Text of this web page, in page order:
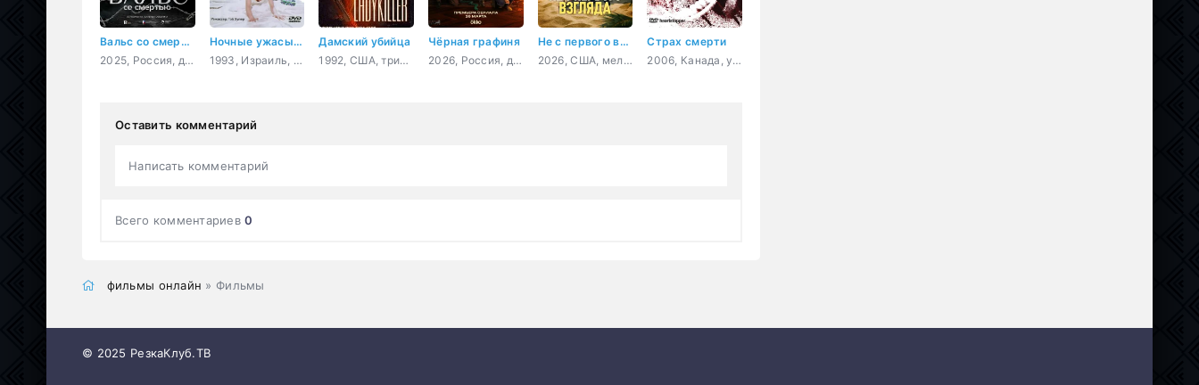
Вальс со смертью
2025, Россия, драма, военный
Ночные ужасы Тоба Хупера
1993, Израиль, Канада, ужасы
Дамский убийца
1992, США, триллер, криминал
Чёрная графиня
2026, Россия, детектив, триллер
Не с первого взгляда
2026, США, мелодрама, комедия
Страх смерти
2006, Канада, ужасы, триллер
Оставить комментарий
Написать комментарий
Всего комментариев0
фильмы онлайн » Фильмы
© 2025 РезкаКлуб.ТВ